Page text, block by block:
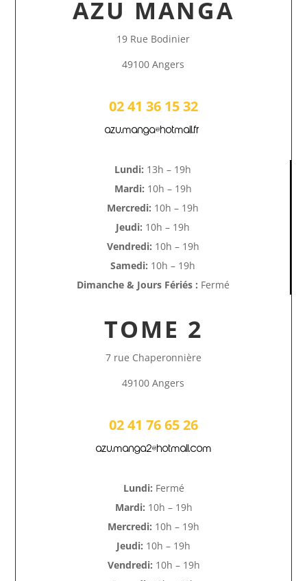
AZU MANGA
19 Rue Bodinier
49100 Angers
02 41 36 15 32
azu.manga@hotmail.fr
Lundi: 13h – 19h
Mardi: 10h – 19h
Mercredi: 10h – 19h
Jeudi: 10h – 19h
Vendredi: 10h – 19h
Samedi: 10h – 19h
Dimanche & Jours Fériés : Fermé
TOME 2
7 rue Chaperonnière
49100 Angers
02 41 76 65 26
azu.manga2@hotmail.com
Lundi: Fermé
Mardi: 10h – 19h
Mercredi: 10h – 19h
Jeudi: 10h – 19h
Vendredi: 10h – 19h